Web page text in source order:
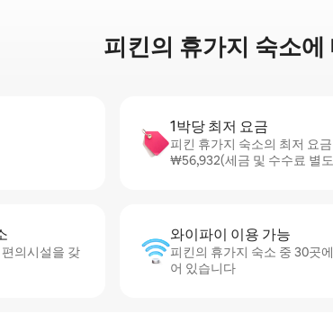
피킨의 휴가지 숙소에
1박당 최저 요금
피킨 휴가지 숙소의 최저 요
₩56,932(세금 및 수수료 별
의시설을 갖
와이파이 이용 가능
피킨의 휴가지 숙소 중 30곳
어 있습니다